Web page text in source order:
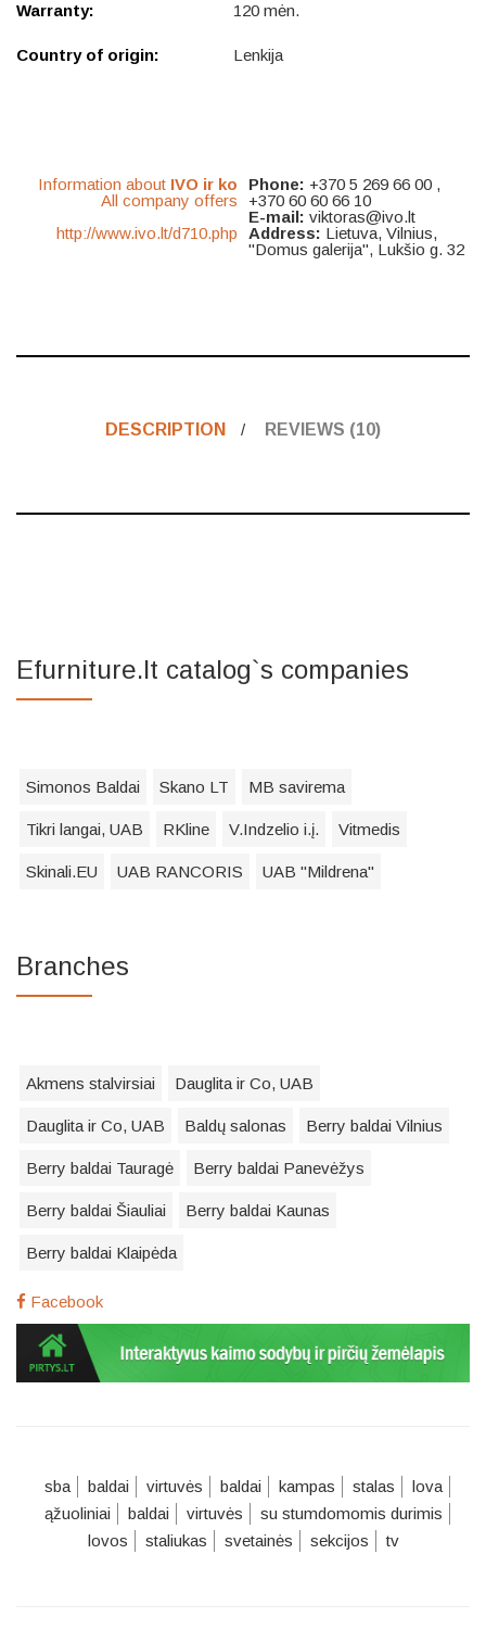
Warranty: 120 mėn.
Country of origin: Lenkija
Information about IVO ir ko
All company offers
http://www.ivo.lt/d710.php
Phone: +370 5 269 66 00 ,
+370 60 60 66 10
E-mail: viktoras@ivo.lt
Address: Lietuva, Vilnius,
"Domus galerija", Lukšio g. 32
DESCRIPTION REVIEWS (10)
Efurniture.lt catalog`s companies
Simonos Baldai Skano LT MB savirema
Tikri langai, UAB RKline V.Indzelio i.į. Vitmedis
Skinali.EU UAB RANCORIS UAB "Mildrena"
Branches
Akmens stalvirsiai Dauglita ir Co, UAB
Dauglita ir Co, UAB Baldų salonas Berry baldai Vilnius
Berry baldai Tauragė Berry baldai Panevėžys
Berry baldai Šiauliai Berry baldai Kaunas
Berry baldai Klaipėda
Facebook
sba baldai virtuvės baldai kampas stalas
lova
ąžuoliniai
baldai virtuvės
su stumdomomis durimis
lovos
staliukas svetainės sekcijos tv